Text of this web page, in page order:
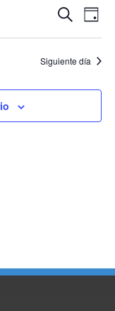
de
y
Buscar
de
de
Día
Siguiente día